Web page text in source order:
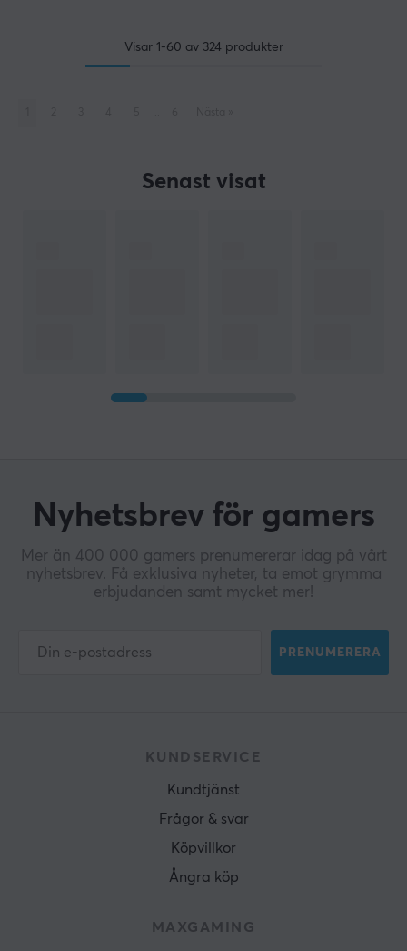
Visar 1-60 av 324produkter
Senast visat
Nyhetsbrev för gamers
Mer än 400 000 gamers prenumererar idag på vårt
nyhetsbrev. Få exklusiva nyheter, ta emot grymma
erbjudanden samt mycket mer!
PRENUMERERA
KUNDSERVICE
Kundtjänst
Frågor & svar
Köpvillkor
Ångra köp
MAXGAMING